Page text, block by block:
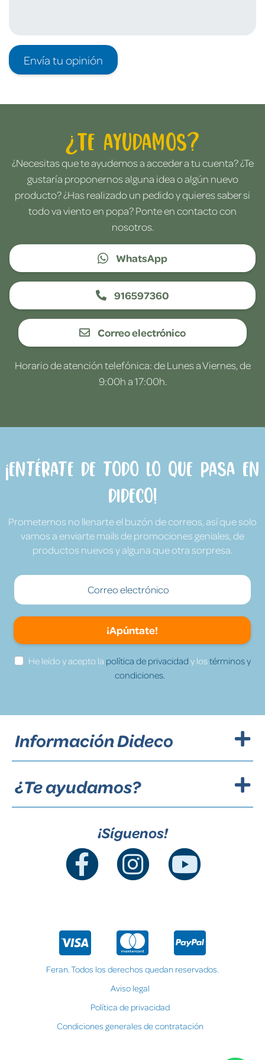
Envía tu opinión
¿Te ayudamos?
¿Necesitas que te ayudemos a acceder a tu cuenta? ¿Te
gustaría proponernos alguna idea o algún nuevo
producto? ¿Has realizado un pedido y quieres saber si
todo va viento en popa? Ponte en contacto con
nosotros.
WhatsApp
916597360
Correo electrónico
Horario de atención telefónica: de Lunes a Viernes, de
9:00h a 17:00h.
¡Entérate de todo lo que pasa en
Dideco!
Prometemos no llenarte el buzón de correos, así que solo
vamos a enviarte mails de promociones geniales, de
productos nuevos y alguna que otra sorpresa.
¡Apúntate!
He leído y acepto la política de privacidad y lostérminos y
condiciones.
Información Dideco
¿Te ayudamos?
¡Síguenos!
Feran. Todos los derechos quedan reservados.
Aviso legal
Política de privacidad
Condiciones generales de contratación